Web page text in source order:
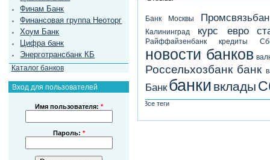
Финам Банк
Финансовая группа Неоторг
Хоум Банк
Цифра банк
Энерготрансбанк КБ
Каталог банков
Вход для пользователей
Имя пользователя: *
Пароль: *
Банк Москвы
Калининград курс евро
Райффайзенбанк кредиты
новости банков
Россельхозбанк банк
Банк банки вклады
Все теги